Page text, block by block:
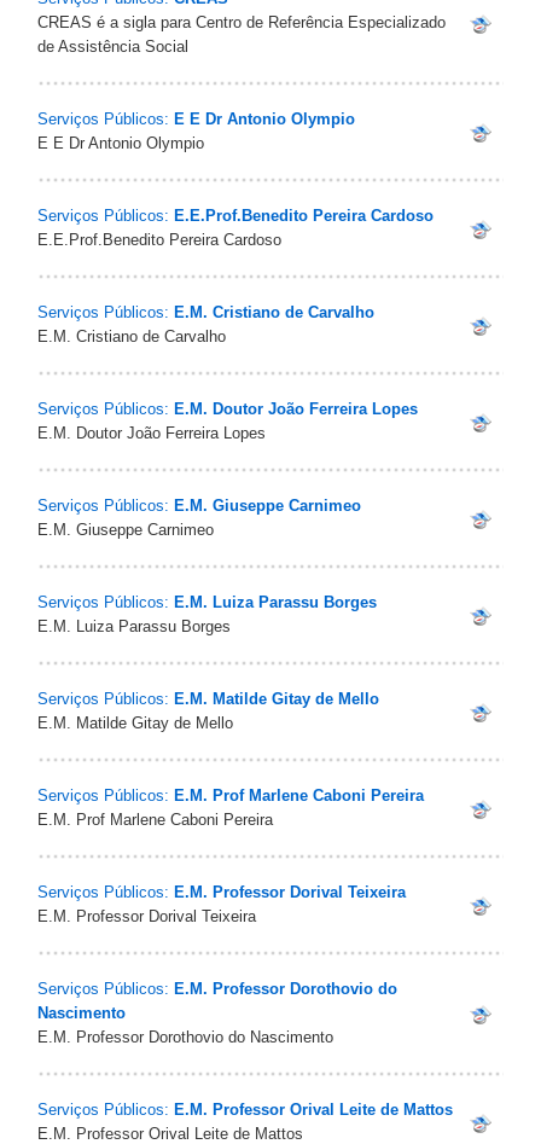
CREAS é a sigla para Centro de Referência Especializado
de Assistência Social
Serviços Públicos: E E Dr Antonio Olympio
E E Dr Antonio Olympio
Serviços Públicos: E.E.Prof.Benedito Pereira Cardoso
E.E.Prof.Benedito Pereira Cardoso
Serviços Públicos: E.M. Cristiano de Carvalho
E.M. Cristiano de Carvalho
Serviços Públicos: E.M. Doutor João Ferreira Lopes
E.M. Doutor João Ferreira Lopes
Serviços Públicos: E.M. Giuseppe Carnimeo
E.M. Giuseppe Carnimeo
Serviços Públicos: E.M. Luiza Parassu Borges
E.M. Luiza Parassu Borges
Serviços Públicos: E.M. Matilde Gitay de Mello
E.M. Matilde Gitay de Mello
Serviços Públicos: E.M. Prof Marlene Caboni Pereira
E.M. Prof Marlene Caboni Pereira
Serviços Públicos: E.M. Professor Dorival Teixeira
E.M. Professor Dorival Teixeira
Serviços Públicos: E.M. Professor Dorothovio do
Nascimento
E.M. Professor Dorothovio do Nascimento
Serviços Públicos: E.M. Professor Orival Leite de Mattos
E.M. Professor Orival Leite de Mattos